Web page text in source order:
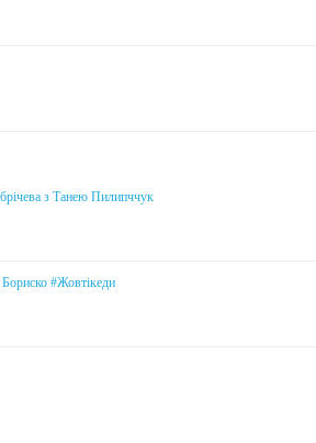
з Танею Пилипччук
Бориско #Жовтікеди